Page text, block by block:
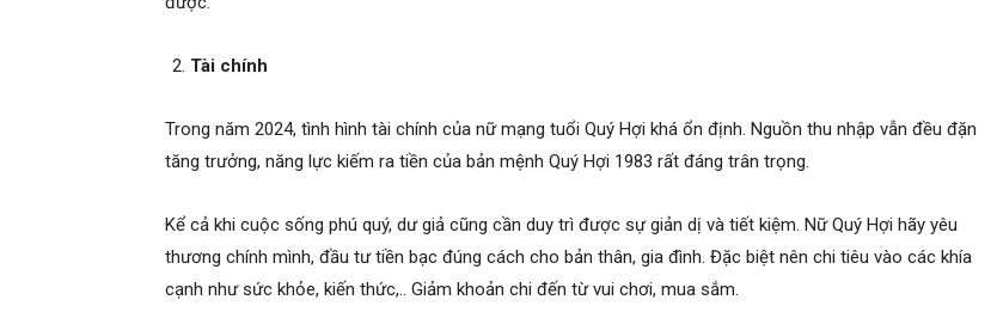
Tài chính
Trong năm 2024, tình hình tài chính của nữ mạng tuổi Quý Hợi khá ổn định. Nguồn thu nhập vẫn đều đặn
tăng trưởng, năng lực kiếm ra tiền của bản mệnh Quý Hợi 1983 rất đáng trân trọng.
Kể cả khi cuộc sống phú quý, dư giả cũng cần duy trì được sự giản dị và tiết kiệm. Nữ Quý Hợi hãy yêu
thương chính mình, đầu tư tiền bạc đúng cách cho bản thân, gia đình. Đặc biệt nên chi tiêu vào các khía
cạnh như sức khỏe, kiến thức,.. Giảm khoản chi đến từ vui chơi, mua sắm.